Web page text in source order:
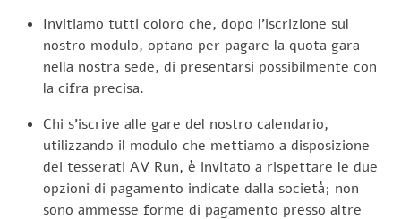
Invitiamo tutti coloro che, dopo l’iscrizione sul
nostro modulo, optano per pagare la quota gara
nella nostra sede, di presentarsi possibilmente con
la cifra precisa.
Chi s’iscrive alle gare del nostro calendario,
utilizzando il modulo che mettiamo a disposizione
dei tesserati AV Run, è invitato a rispettare le due
opzioni di pagamento indicate dalla società; non
sono ammesse forme di pagamento presso altre